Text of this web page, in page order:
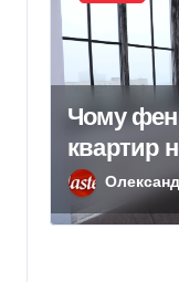
Чому
квартир